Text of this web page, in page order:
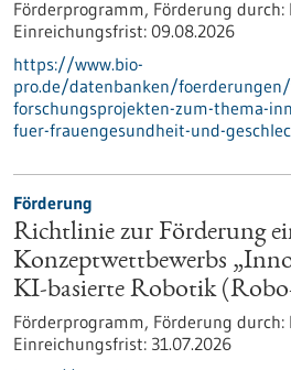
Förderprogramm, Förderung durch:
Einreichungsfrist: 09.08.2026
https://www.bio-
pro.de/datenbanken/
forschungsprojekten-zum-thema-
fuer-frauengesundheit-und-
Förderung
Richtlinie zur Förderung
Konzeptwettbewerbs
KI-basierte Robotik
Förderprogramm, Förderung durch:
Einreichungsfrist: 31.07.2026